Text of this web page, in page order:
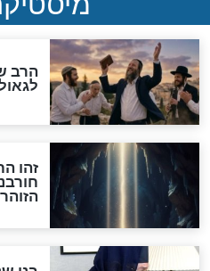
לכל המאמרים
להמתקת
גזרות